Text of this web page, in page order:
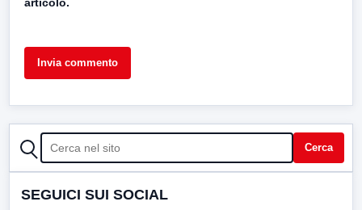
CERCA Cerca
SEGUICI SUI SOCIAL